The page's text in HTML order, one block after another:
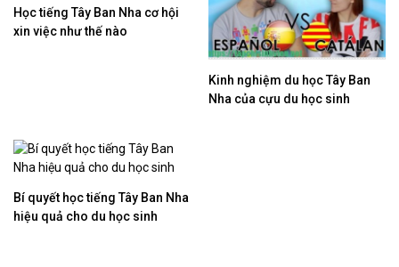
Học tiếng Tây Ban Nha cơ hội
xin việc như thế nào
Kinh nghiệm du học Tây Ban
Nha của cựu du học sinh
Bí quyết học tiếng Tây Ban Nha
hiệu quả cho du học sinh